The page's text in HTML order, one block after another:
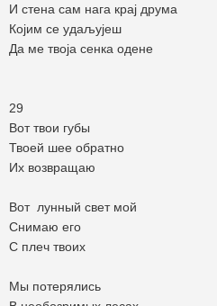
И стена сам нага крај друма
Којим се удаљујеш
Да ме твоја сенка одене
29
Вот твои губы
Твоей шее обратно
Их возвращаю
Вот лунный свет мой
Снимаю его
С плеч твоих
Мы потерялись